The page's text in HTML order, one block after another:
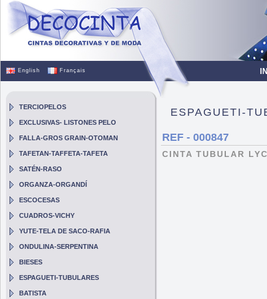
English Français
TERCIOPELOS
EXCLUSIVAS- LISTONES PELO
FALLA-GROS GRAIN-OTOMAN
TAFETAN-TAFFETA-TAFETA
SATÉN-RASO
ORGANZA-ORGANDÍ
ESCOCESAS
CUADROS-VICHY
YUTE-TELA DE SACO-RAFIA
ONDULINA-SERPENTINA
BIESES
ESPAGUETI-TUBULARES
BATISTA
ESPAGUETI-
REF - 000847
CINTA TUBULAR